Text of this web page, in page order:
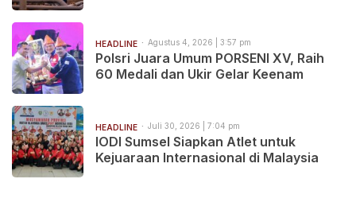
HEADLINE Agustus 4, 2026 | 3:57 pm
Polsri Juara Umum PORSENI XV, Raih
60 Medali dan Ukir Gelar Keenam
HEADLINE Juli 30, 2026 | 7:04 pm
IODI Sumsel Siapkan Atlet untuk
Kejuaraan Internasional di Malaysia